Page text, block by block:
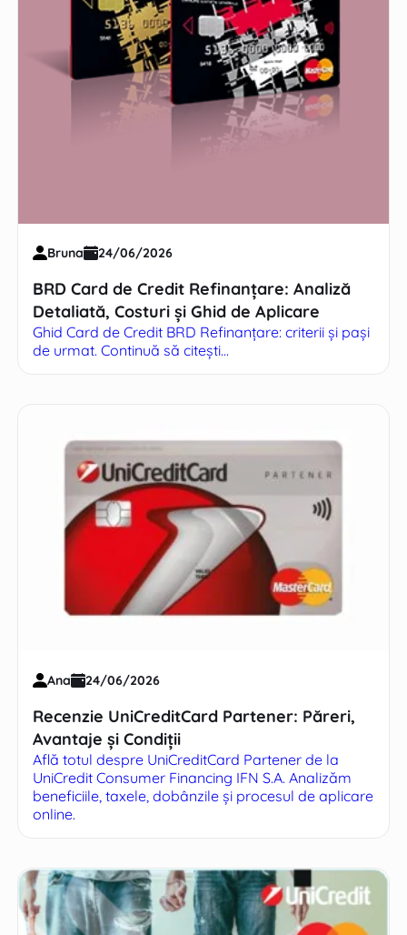
Bruna 24/06/2026
BRD Card de Credit Refinanțare: Analiză
Detaliată, Costuri și Ghid de Aplicare
Ghid Card de Credit BRD Refinanțare: criterii și pași
de urmat. Continuă să citești...
Ana 24/06/2026
Recenzie UniCreditCard Partener: Păreri,
Avantaje și Condiții
Află totul despre UniCreditCard Partener de la
UniCredit Consumer Financing IFN S.A. Analizăm
beneficiile, taxele, dobânzile și procesul de aplicare
online.